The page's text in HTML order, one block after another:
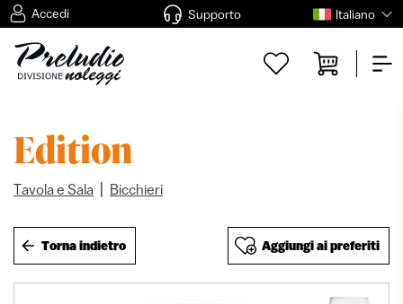
Accedi Supporto Italiano
Edition
Tavola e Sala Bicchieri
Torna indietro Aggiungi ai preferiti